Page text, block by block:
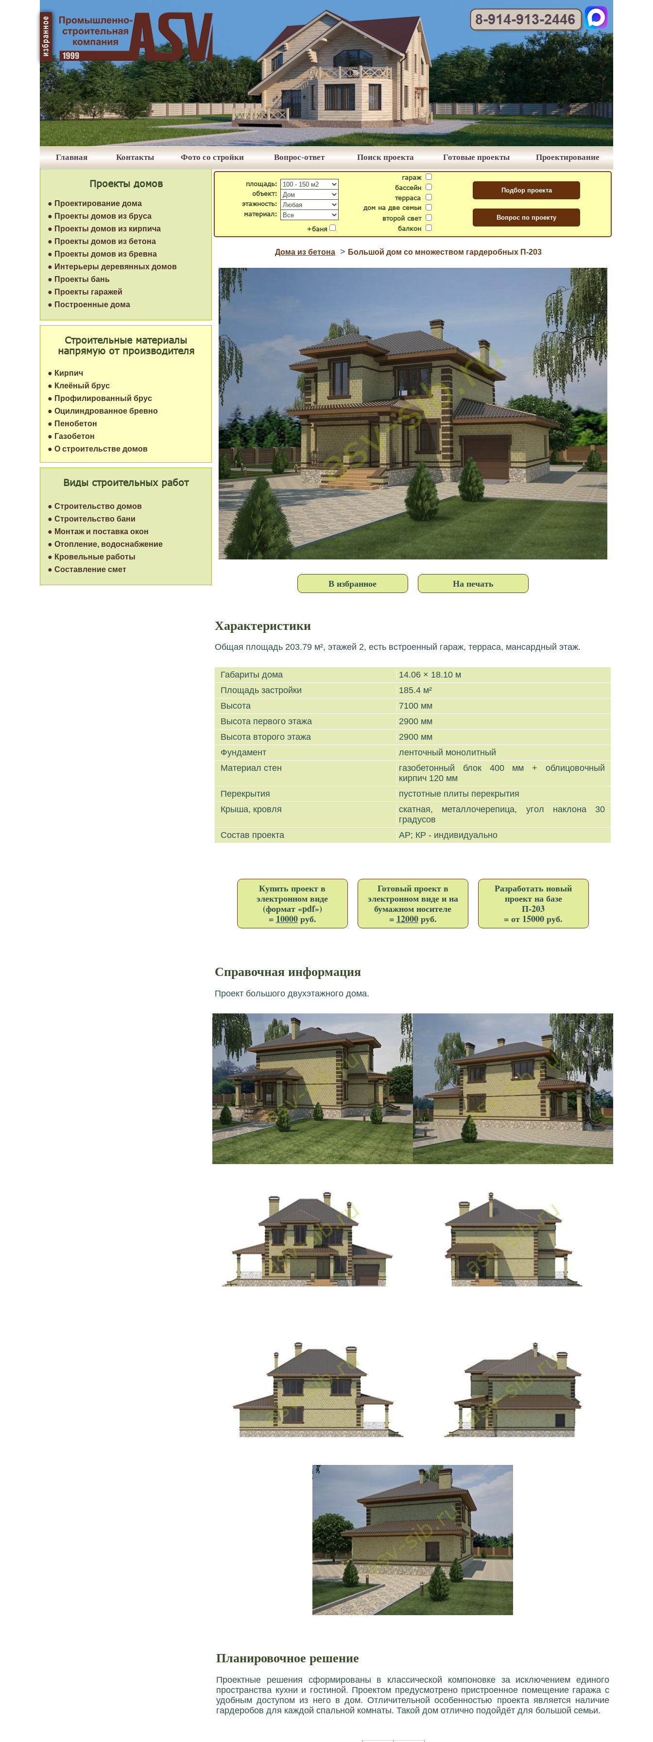
Проектирование
Главная Фото со стройки
Контакты Вопрос-ответ Поиск проекта Готовые проекты
Проекты домов
Виды строительных работ
● Строительство домов
● Строительство бани
● Монтаж и поставка окон
● Отопление, водоснабжение
● Кровельные работы
● Составление смет
Строительные материалы
напрямую от производителя
● Кирпич
● Клеёный брус
● Профилированный брус
● Оцилиндрованное бревно
● Пенобетон
● Газобетон
● О строительстве домов
● Проектирование дома
● Проекты домов из бруса
● Проекты домов из кирпича
● Проекты домов из бетона
● Проекты домов из бревна
● Интерьеры деревянных домов
● Проекты бань
● Проекты гаражей
● Построенные дома
гараж
бассейн
второй свет
дом на две семьи
терраса
балкон
+баня
объект:
материал:
площадь:
этажность:
Дома из бетона > Большой дом со множеством гардеробных П-203
В избранное На печать
Характеристики
Общая площадь 203.79 м², этажей 2, есть встроенный гараж, терраса, мансардный этаж.
Габариты дома
14.06 × 18.10 м
Площадь застройки
185.4 м²
Высота
7100 мм
Высота первого этажа
2900 мм
Высота второго этажа
2900 мм
Фундамент
ленточный монолитный
Материал стен
газобетонный блок 400 мм + облицовочный
кирпич 120 мм
Перекрытия
пустотные плиты перекрытия
Крыша, кровля
скатная, металлочерепица, угол наклона 30
градусов
Состав проекта
АР; КР - индивидуально
Купить проект в
электронном виде
(формат «pdf»)
= 10000руб.
Готовый проект в
электронном виде и на
бумажном носителе
= 12000руб.
Разработать новый
проект на базе
П-203
= от 15000 руб.
Справочная информация
Проект большого двухэтажного дома.
Планировочное решение
Проектные решения сформированы в классической компоновке за исключением единого
пространства кухни и гостиной. Проектом предусмотрено пристроенное помещение гаража с
удобным доступом из него в дом. Отличительной особенностью проекта является наличие
гардеробов для каждой спальной комнаты. Такой дом отлично подойдёт для большой семьи.